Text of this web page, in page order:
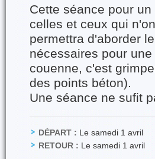
Cette séance pour
celles et ceux qui
permettra d'aborder
nécessaires pour
couenne, c'est
des points béton).
Une séance ne sufit
DÉPART : Le samedi 1 avril
RETOUR : Le samedi 1 avril